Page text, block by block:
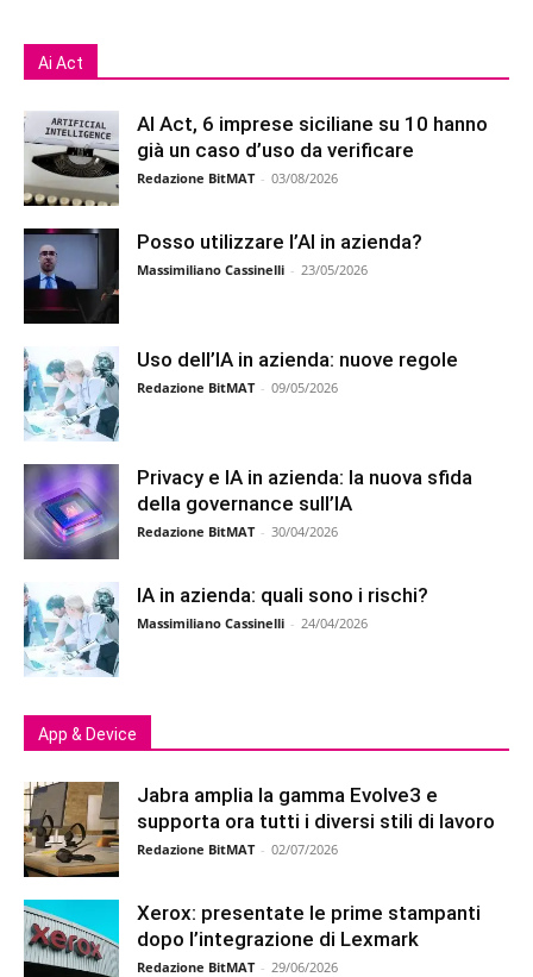
Ai Act
AI Act, 6 imprese siciliane su 10 hanno
già un caso d’uso da verificare
Redazione BitMAT - 03/08/2026
Posso utilizzare l’AI in azienda?
Massimiliano Cassinelli - 23/05/2026
Uso dell’IA in azienda: nuove regole
Redazione BitMAT - 09/05/2026
Privacy e IA in azienda: la nuova sfida
della governance sull’IA
Redazione BitMAT - 30/04/2026
IA in azienda: quali sono i rischi?
Massimiliano Cassinelli - 24/04/2026
App & Device
Jabra amplia la gamma Evolve3 e
supporta ora tutti i diversi stili di lavoro
Redazione BitMAT - 02/07/2026
Xerox: presentate le prime stampanti
dopo l’integrazione di Lexmark
Redazione BitMAT - 29/06/2026